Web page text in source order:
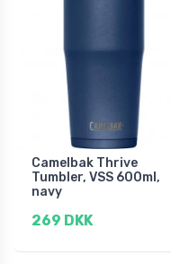
Camelbak Thrive
Tumbler, VSS 600ml,
navy
269 DKK